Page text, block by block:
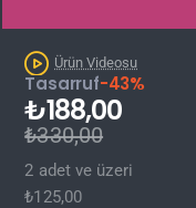
Ürün Videosu
Tasarruf-43%
₺188,00
₺330,00
2 adet ve üzeri
₺125,00